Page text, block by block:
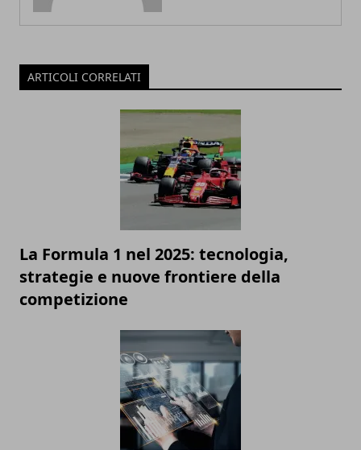
ARTICOLI CORRELATI
La Formula 1 nel 2025: tecnologia,
strategie e nuove frontiere della
competizione